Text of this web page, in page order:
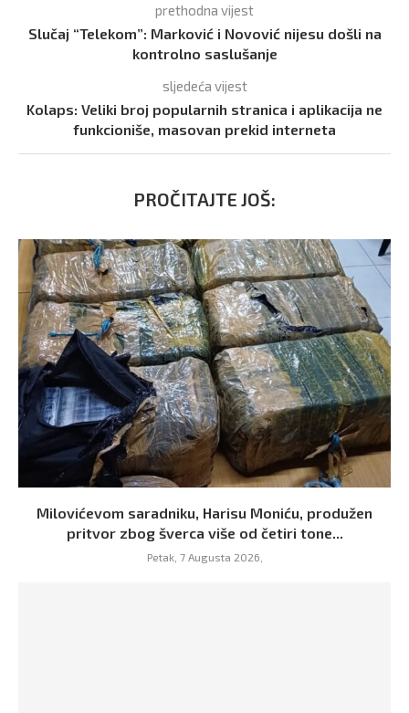
prethodna vijest
Slučaj “Telekom”: Marković i Novović nijesu došli na
kontrolno saslušanje
sljedeća vijest
Kolaps: Veliki broj popularnih stranica i aplikacija ne
funkcioniše, masovan prekid interneta
PROČITAJTE JOŠ:
Milovićevom saradniku, Harisu Moniću, produžen
pritvor zbog šverca više od četiri tone...
Petak, 7 Augusta 2026,